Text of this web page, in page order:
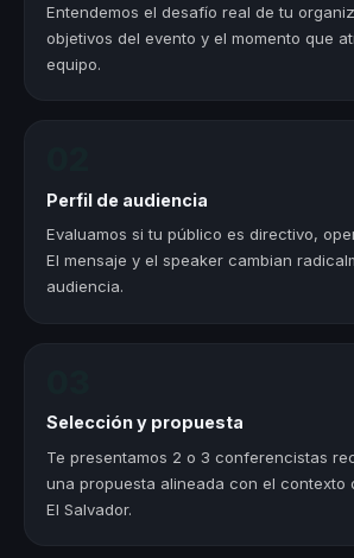
Entendemos el desafío real de tu
objetivos del evento y el momento que
equipo.
Perfil de audiencia
Evaluamos si tu público es directivo,
El mensaje y el speaker cambian
audiencia.
Selección y propuesta
Te presentamos 2 o 3 conferencistas
una propuesta alineada con el contexto
El Salvador.